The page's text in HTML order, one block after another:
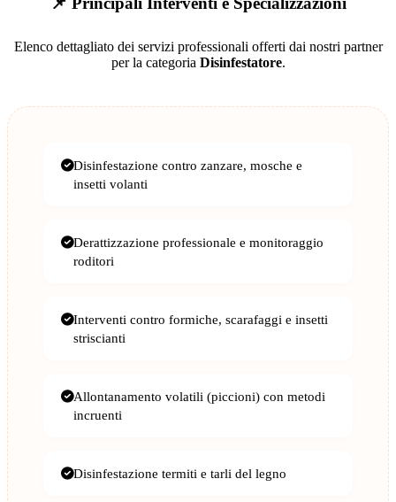
Elenco dettagliato dei servizi professionali offerti dai nostri partner
per la categoria Disinfestatore.
Disinfestazione contro zanzare, mosche e
insetti volanti
Derattizzazione professionale e monitoraggio
roditori
Interventi contro formiche, scarafaggi e insetti
striscianti
Allontanamento volatili (piccioni) con metodi
incruenti
Disinfestazione termiti e tarli del legno